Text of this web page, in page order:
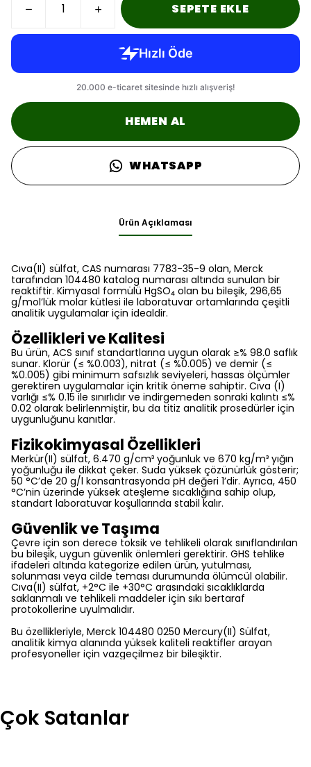
SEPETE EKLE
HEMEN AL
WHATSAPP
Ürün Açıklaması
Cıva(II) sülfat, CAS numarası 7783-35-9 olan, Merck
tarafından 104480 katalog numarası altında sunulan bir
reaktiftir. Kimyasal formülü HgSO₄ olan bu bileşik, 296,65
g/mol’lük molar kütlesi ile laboratuvar ortamlarında çeşitli
analitik uygulamalar için idealdir.
Özellikleri ve Kalitesi
Bu ürün, ACS sınıf standartlarına uygun olarak ≥% 98.0 saflık
sunar. Klorür (≤ %0.003), nitrat (≤ %0.005) ve demir (≤
%0.005) gibi minimum safsızlık seviyeleri, hassas ölçümler
gerektiren uygulamalar için kritik öneme sahiptir. Cıva (I)
varlığı ≤% 0.15 ile sınırlıdır ve indirgemeden sonraki kalıntı ≤%
0.02 olarak belirlenmiştir, bu da titiz analitik prosedürler için
uygunluğunu kanıtlar.
Fizikokimyasal Özellikleri
Merkür(II) sülfat, 6.470 g/cm³ yoğunluk ve 670 kg/m³ yığın
yoğunluğu ile dikkat çeker. Suda yüksek çözünürlük gösterir;
50 °C’de 20 g/l konsantrasyonda pH değeri 1’dir. Ayrıca, 450
°C’nin üzerinde yüksek ateşleme sıcaklığına sahip olup,
standart laboratuvar koşullarında stabil kalır.
Güvenlik ve Taşıma
Çevre için son derece toksik ve tehlikeli olarak sınıflandırılan
bu bileşik, uygun güvenlik önlemleri gerektirir. GHS tehlike
ifadeleri altında kategorize edilen ürün, yutulması,
solunması veya cilde teması durumunda ölümcül olabilir.
Cıva(II) sülfat, +2°C ile +30°C arasındaki sıcaklıklarda
saklanmalı ve tehlikeli maddeler için sıkı bertaraf
protokollerine uyulmalıdır.
Bu özellikleriyle, Merck 104480 0250 Mercury(II) Sülfat,
analitik kimya alanında yüksek kaliteli reaktifler arayan
profesyoneller için vazgeçilmez bir bileşiktir.
Çok Satanlar